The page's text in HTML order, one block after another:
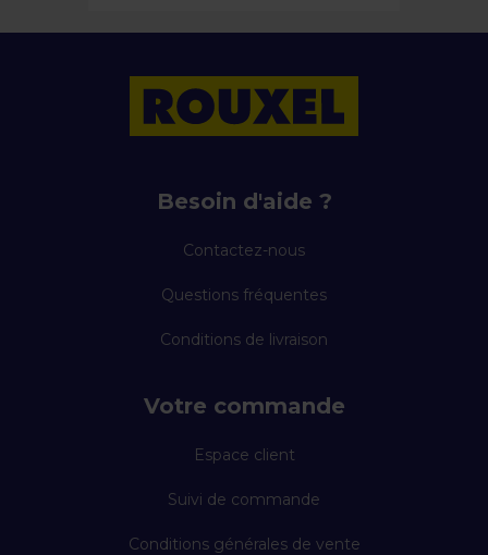
Besoin d'aide ?
Contactez-nous
Questions fréquentes
Conditions de livraison
Votre commande
Espace client
Suivi de commande
Conditions générales de vente